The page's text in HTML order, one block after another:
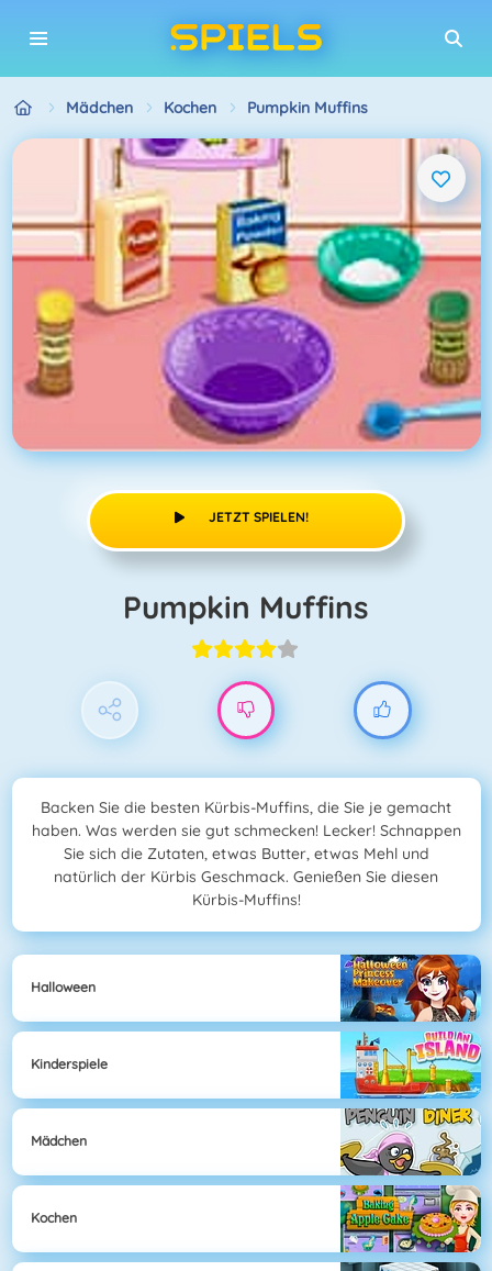
Mädchen Kochen Pumpkin Muffins
JETZT SPIELEN!
Pumpkin Muffins
Backen Sie die besten Kürbis-Muffins, die Sie je gemacht
haben. Was werden sie gut schmecken! Lecker! Schnappen
Sie sich die Zutaten, etwas Butter, etwas Mehl und
natürlich der Kürbis Geschmack. Genießen Sie diesen
Kürbis-Muffins!
Halloween
Kinderspiele
Mädchen
Kochen